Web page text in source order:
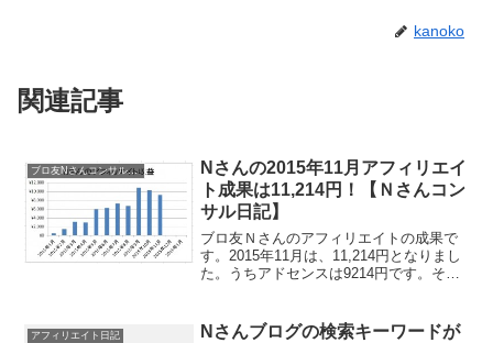
kanoko
関連記事
ブロ友Nさんコンサル日記
Nさんの2015年11月アフィリエイ
ト成果は11,214円！【Ｎさんコン
サル日記】
ブロ友Ｎさんのアフィリエイトの成果で
す。2015年11月は、11,214円となりまし
た。うちアドセンスは9214円です。そ
セルフバックもしたようですが、20...
アフィリエイト日記
Nさんブログの検索キーワードが